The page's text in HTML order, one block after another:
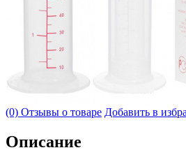
(0) Отзывы о товаре Добавить в
Описание